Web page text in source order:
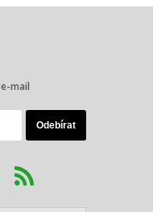
mail